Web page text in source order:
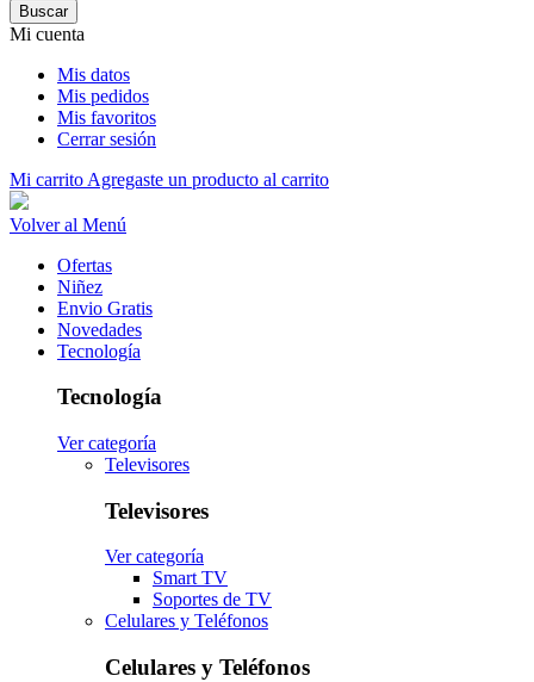
Buscar
Mi cuenta
Mis datos
Mis pedidos
Mis favoritos
Cerrar sesión
Mi carrito Agregaste un producto al carrito
Volver al Menú
Ofertas
Niñez
Envio Gratis
Novedades
Tecnología
Tecnología
Ver categoría
Televisores
Televisores
Ver categoría
Smart TV
Soportes de TV
Celulares y Teléfonos
Celulares y Teléfonos